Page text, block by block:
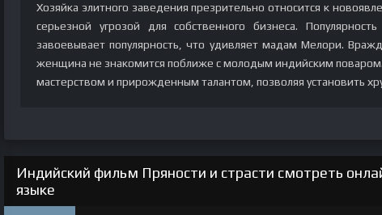
Хозяйка элитного заведения презрительно относится к
серьезной угрозой для собственного бизнеса.
завоевывает популярность, что удивляет мадам Мелори.
женщина не знакомится поближе с молодым индийским
мастерством и прирожденным талантом, позволяя установить
Индийский фильм Пряности и страсти смотреть
языке